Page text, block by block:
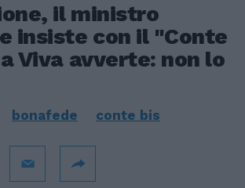
il ministro
insiste con il "Conte
Viva avverte: non lo
bonafede conte bis